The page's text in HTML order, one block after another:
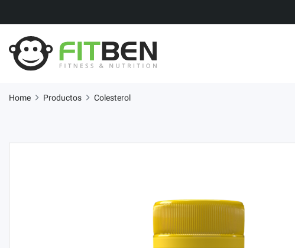
Home Productos Colesterol